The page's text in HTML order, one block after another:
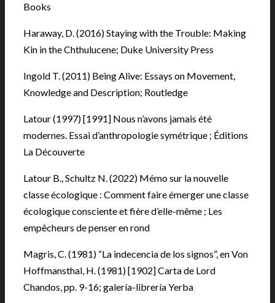
Books
Haraway, D. (2016) Staying with the Trouble: Making
Kin in the Chthulucene; Duke University Press
Ingold T. (2011) Being Alive: Essays on Movement,
Knowledge and Description; Routledge
Latour (1997) [1991] Nous n’avons jamais été
modernes. Essai d’anthropologie symétrique ; Éditions
La Découverte
Latour B., Schultz N. (2022) Mémo sur la nouvelle
classe écologique : Comment faire émerger une classe
écologique consciente et fière d’elle-même ; Les
empêcheurs de penser en rond
Magris, C. (1981) “La indecencia de los signos”, en Von
Hoffmansthal, H. (1981) [1902] Carta de Lord
Chandos, pp. 9-16; galería-librería Yerba